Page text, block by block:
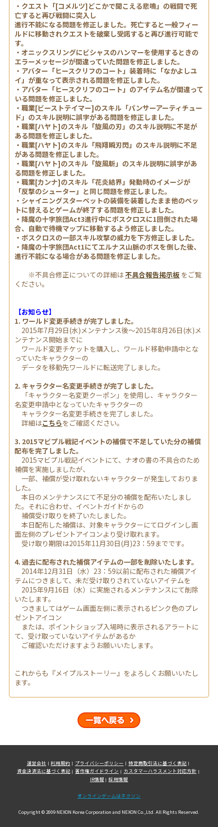
・クエスト「[コメルツ]どこかで聞こえる悲鳴」の戦闘で死
亡すると再び戦闘に突入し
進行不能になる問題を修正しました。死亡すると一般フィー
ルドに移動されクエストを破棄し受諾すると再び進行可能で
す。
・オニックスリングにビシャスのハンマーを使用するときの
エラーメッセージが間違っていた問題を修正しました。
・アバター「ヒースクリフのコート」装着時に「なかよしユ
イ」が重なって表示される問題を修正しました。
・アバター「ヒースクリフのコート」のアイテム名が間違って
いる問題を修正しました。
・職業[ビーストテイマー]のスキル「パンサーアーティチュー
ド」のスキル説明に誤字がある問題を修正しました。
・職業[ハヤト]のスキル「旋風の刃」のスキル説明に不足が
ある問題を修正しました。
・職業[ハヤト]のスキル「飛翔瞬刃閃」のスキル説明に不足
がある問題を修正しました。
・職業[ハヤト]のスキル「旋風斬」のスキル説明に誤字があ
る問題を修正しました。
・職業[カンナ]のスキル「花炎結界」発動時のイメージが
「反撃のシューター」と同じ問題を修正しました。
・シャイニングスターペットの装備を装着したまま他のペッ
トに替えるとゲームが終了する問題を修正しました。
・降魔の十字旅団Act3進行中にボスクロスに1回倒された場
合、自動で待機マップに移動するよう修正しました。
・ボスクロスの一部スキル攻撃の威力を下方修正しました。
・降魔の十字旅団Act1にてエルナス山脈のボスを倒した後、
進行不能になる場合がある問題を修正しました。
※不具合修正についての詳細は不具合報告掲示板をご覧
ください。
【お知らせ】
1. ワールド変更手続きが完了しました。
2015年7月29日(水)メンテナンス後～2015年8月26日(水)メ
ンテナンス開始までに
ワールド変更チケットを購入し、ワールド移動申請中とな
っていたキャラクターの
データを移動先ワールドに転送完了しました。
2. キャラクター名変更手続きが完了しました。
「キャラクター名変更クーポン」を使用し、キャラクター
名変更申請中となっていたキャラクターの
キャラクター名変更手続きを完了しました。
詳細はこちらをご確認ください。
3. 2015マビプル戦記イベントの補償で不足していた分の補償
配布を完了しました。
2015マビプル戦記イベントにて、ナオの書の不具合のため
補償を実施しましたが、
一部、補償が受け取れないキャラクターが発生しておりま
した。
本日のメンテナンスにて不足分の補償を配布いたしまし
た。それに合わせ、イベントガイドからの
補償受け取りを終了いたしました。
本日配布した補償は、対象キャラクターにてログインし画
面左側のプレゼントアイコンより受け取れます。
受け取り期限は2015年11月30日(月)23：59までです。
4. 過去に配布された補償アイテムの一部を削除いたします。
2014年12月31日（水）23：59以前に配布された補償アイ
テムにつきまして、未だ受け取りされていないアイテムを
2015年9月16日（水）に実施されるメンテナンスにて削除
いたします。
つきましてはゲーム画面左側に表示されるピンク色のプレ
ゼントアイコン
または、ポイントショップ入場時に表示されるアラートに
て、受け取っていないアイテムがあるか
ご確認いただけますようお願いいたします。
これからも『メイプルストーリー』をよろしくお願いいたし
ます。
運営会社 利用規約 プライバシーポリシー
特定商取引法に基づく表記
資金決済法に基づく表記
著作権ガイドライン
カスタマーハラスメント対応方針
IR情報
採用情報
オンラインゲームはネクソン
Copyright © 2009 NEXON Korea Corporation and NEXON Co.,Ltd. All Rights Reserved.